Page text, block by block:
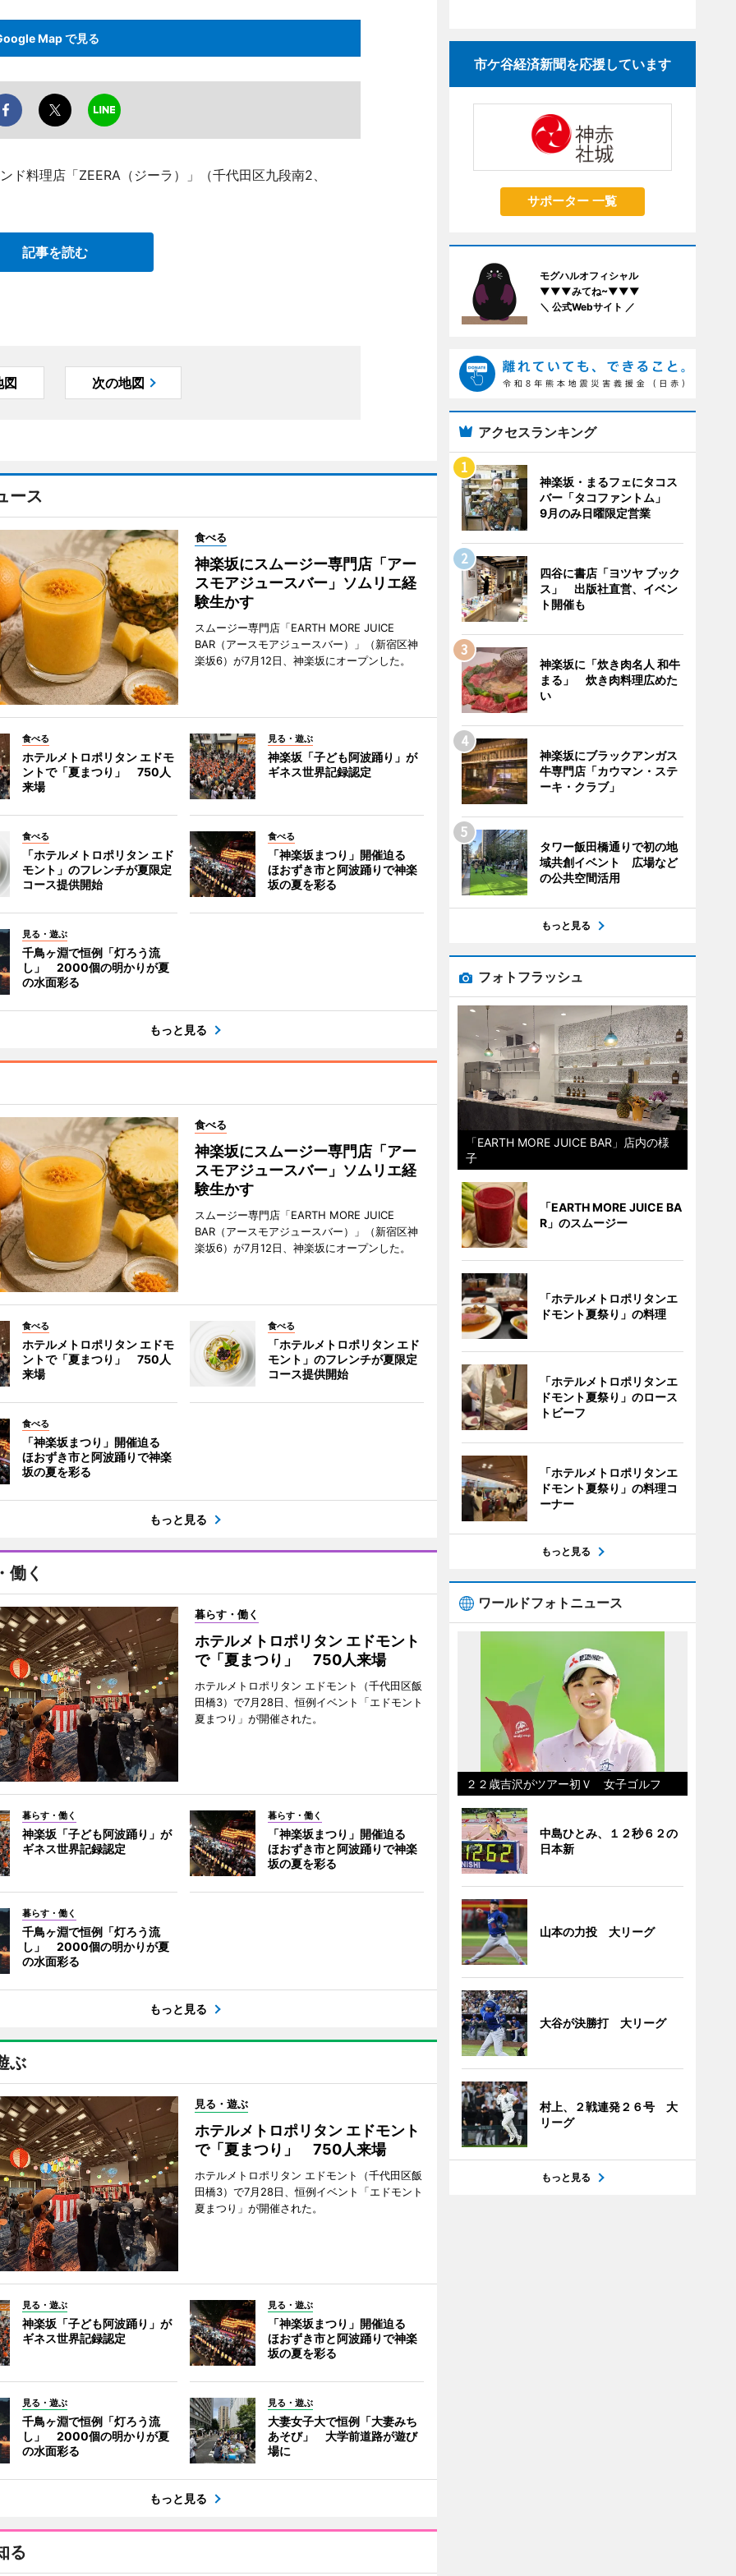
Map で見る
料理店「ZEERA（ジーラ）」（千代田区九段南2、
記事を読む
図 次の地図
ース
食べる
神楽坂にスムージー専門店「アー
スモアジュースバー」ソムリエ経
験生かす
スムージー専門店「EARTH MORE JUICE
BAR（アースモアジュースバー）」（新宿区神
楽坂6）が7月12日、神楽坂にオープンした。
食べる
ホテルメトロポリタン エドモ
ントで「夏まつり」 750人
来場
見る・遊ぶ
神楽坂「子ども阿波踊り」が
ギネス世界記録認定
食べる
「ホテルメトロポリタン エド
モント」のフレンチが夏限定
コース提供開始
食べる
「神楽坂まつり」開催迫る
ほおずき市と阿波踊りで神楽
坂の夏を彩る
見る・遊ぶ
千鳥ヶ淵で恒例「灯ろう流
し」 2000個の明かりが夏
の水面彩る
もっと見る
食べる
神楽坂にスムージー専門店「アー
スモアジュースバー」ソムリエ経
験生かす
スムージー専門店「EARTH MORE JUICE
BAR（アースモアジュースバー）」（新宿区神
楽坂6）が7月12日、神楽坂にオープンした。
食べる
ホテルメトロポリタン エドモ
ントで「夏まつり」 750人
来場
食べる
「ホテルメトロポリタン エド
モント」のフレンチが夏限定
コース提供開始
食べる
「神楽坂まつり」開催迫る
ほおずき市と阿波踊りで神楽
坂の夏を彩る
もっと見る
働く
暮らす・働く
ホテルメトロポリタン エドモント
で「夏まつり」 750人来場
ホテルメトロポリタン エドモント（千代田区飯
田橋3）で7月28日、恒例イベント「エドモント
夏まつり」が開催された。
暮らす・働く
神楽坂「子ども阿波踊り」が
ギネス世界記録認定
暮らす・働く
「神楽坂まつり」開催迫る
ほおずき市と阿波踊りで神楽
坂の夏を彩る
暮らす・働く
千鳥ヶ淵で恒例「灯ろう流
し」 2000個の明かりが夏
の水面彩る
もっと見る
ぶ
見る・遊ぶ
ホテルメトロポリタン エドモント
で「夏まつり」 750人来場
ホテルメトロポリタン エドモント（千代田区飯
田橋3）で7月28日、恒例イベント「エドモント
夏まつり」が開催された。
見る・遊ぶ
神楽坂「子ども阿波踊り」が
ギネス世界記録認定
見る・遊ぶ
「神楽坂まつり」開催迫る
ほおずき市と阿波踊りで神楽
坂の夏を彩る
見る・遊ぶ
千鳥ヶ淵で恒例「灯ろう流
し」 2000個の明かりが夏
の水面彩る
見る・遊ぶ
大妻女子大で恒例「大妻みち
あそび」 大学前道路が遊び
場に
もっと見る
る
市ケ谷経済新聞を応援しています
サポーター 一覧
モグハルオフィシャル
▼▼▼みてね~▼▼▼
＼ 公式Webサイト ／
アクセスランキング
神楽坂・まるフェにタコス
バー「タコファントム」
9月のみ日曜限定営業
四谷に書店「ヨツヤ ブック
ス」 出版社直営、イベン
ト開催も
神楽坂に「炊き肉名人 和牛
まる」 炊き肉料理広めた
い
神楽坂にブラックアンガス
牛専門店「カウマン・ステ
ーキ・クラブ」
タワー飯田橋通りで初の地
域共創イベント 広場など
の公共空間活用
もっと見る
フォトフラッシュ
「EARTH MORE JUICE BAR」店内の様
子
「EARTH MORE JUICE BA
R」のスムージー
「ホテルメトロポリタンエ
ドモント夏祭り」の料理
「ホテルメトロポリタンエ
ドモント夏祭り」のロース
トビーフ
「ホテルメトロポリタンエ
ドモント夏祭り」の料理コ
ーナー
もっと見る
ワールドフォトニュース
２２歳吉沢がツアー初Ｖ 女子ゴルフ
中島ひとみ、１２秒６２の
日本新
山本の力投 大リーグ
大谷が決勝打 大リーグ
村上、２戦連発２６号 大
リーグ
もっと見る